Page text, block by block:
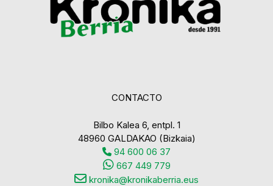
CONTACTO
Bilbo Kalea 6, entpl. 1
48960 GALDAKAO (Bizkaia)
94 600 06 37
667 449 779
kronika@kronikaberria.eus